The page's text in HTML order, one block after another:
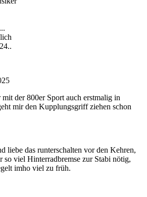
der 800er Sport auch erstmalig in
mir den Kupplungsgriff ziehen schon
liebe das runterschalten vor den Kehren,
so viel Hinterradbremse zur Stabi nötig,
imho viel zu früh.